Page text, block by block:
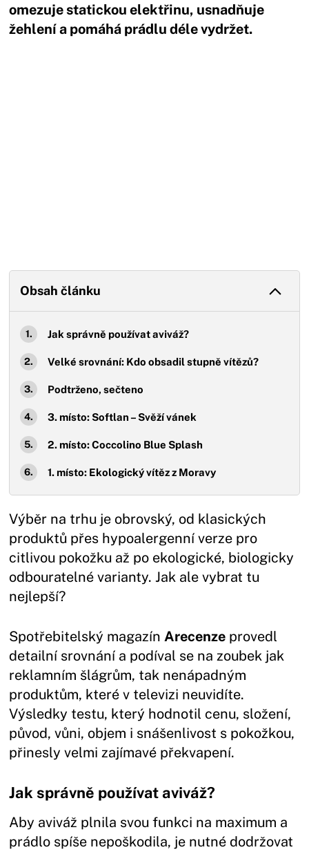
omezuje statickou elektřinu, usnadňuje
žehlení a pomáhá prádlu déle vydržet.
Obsah článku
Jak správně používat aviváž?
Velké srovnání: Kdo obsadil stupně vítězů?
Podtrženo, sečteno
3. místo: Softlan – Svěží vánek
2. místo: Coccolino Blue Splash
1. místo: Ekologický vítěz z Moravy
Výběr na trhu je obrovský, od klasických
produktů přes hypoalergenní verze pro
citlivou pokožku až po ekologické, biologicky
odbouratelné varianty. Jak ale vybrat tu
nejlepší?
Spotřebitelský magazínArecenze provedl
detailní srovnání a podíval se na zoubek jak
reklamním šlágrům, tak nenápadným
produktům, které v televizi neuvidíte.
Výsledky testu, který hodnotil cenu, složení,
původ, vůni, objem i snášenlivost s pokožkou,
přinesly velmi zajímavé překvapení.
Jak správně používat aviváž?
Aby aviváž plnila svou funkci na maximum a
prádlo spíše nepoškodila, je nutné dodržovat